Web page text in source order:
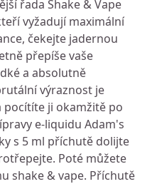
řada Shake & Vape
vyžadují maximální
čekejte jadernou
přepíše vaše
a absolutně
výraznost je
pocítíte ji okamžitě po
e-liquidu Adam's
s 5 ml příchutě dolijte
Poté můžete
shake & vape. Příchutě